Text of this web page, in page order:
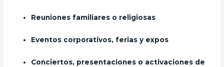
Reuniones familiares o religiosas
Eventos corporativos, ferias y expos
Conciertos, presentaciones o activaciones de